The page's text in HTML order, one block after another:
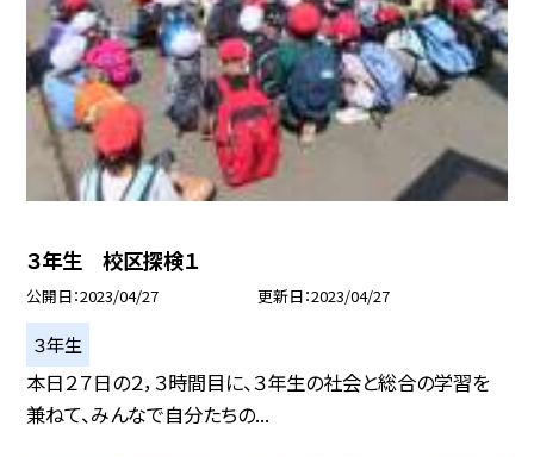
３年生 校区探検１
公開日 2023/04/27 更新日 2023/04/27
３年生
本日２７日の２，３時間目に、３年生の社会と総合の学習を
兼ねて、みんなで自分たちの...